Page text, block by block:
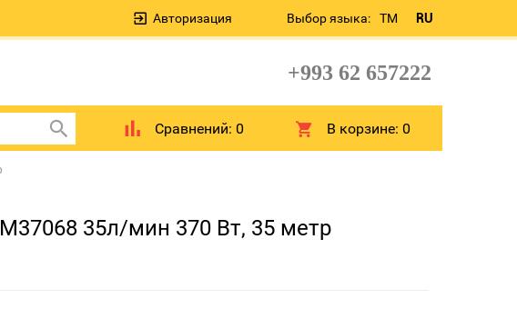
Выбор языка: TM RU
Авторизация
+993 62 657222
Сравнений: 0 В корзине:0
35л/мин 370 Вт, 35 метр